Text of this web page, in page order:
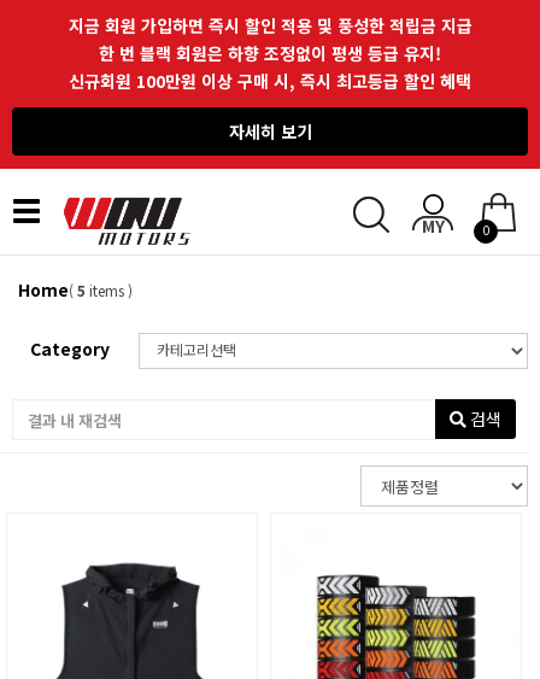
지금 회원 가입하면 즉시 할인 적용 및 풍성한 적립금 지급
한 번 블랙 회원은 하향 조정없이 평생 등급 유지!
신규회원 100만원 이상 구매 시, 즉시 최고등급 할인 혜택
자세히 보기
Toggle
navigation
0
Home(5 items )
Category
검색